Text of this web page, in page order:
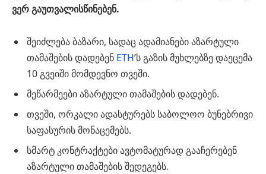
ვერ გაუთვალისწინებენ.
შეიძლება ბაზარი, სადაც ადამიანები აზარტული
თამაშების დადებენ ETH’ს გაზის მუხლებზე დაეცემა
10 გვეიში მომდევნო თვეში.
მეწარმეები აზარტული თამაშების დადებენ.
თვეში, ორკალი ადასტურებს საბოლოო ბუნებრივი
საფასურის მონაცემებს.
სმარტ კონტრაქტები ავტომატურად გააჩერებენ
აზარტული თამაშების შედეგებს.